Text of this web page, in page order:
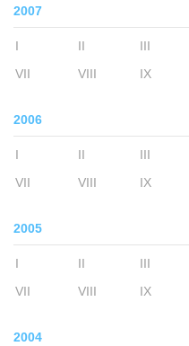
2007
I II III
VII
VIII IX
2006
I II III
VII
VIII IX
2005
I II III
VII
VIII IX
2004